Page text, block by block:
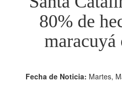
80% de
maracuyá
Fecha de Noticia: Martes,